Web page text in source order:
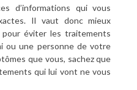
d’informations qui vous
Il vaut donc mieux
pour éviter les traitements
ou une personne de votre
que vous, sachez que
qui lui vont ne vous